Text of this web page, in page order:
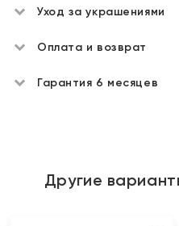
Уход за украшениями
Оплата и возврат
Гарантия 6 месяцев
Другие